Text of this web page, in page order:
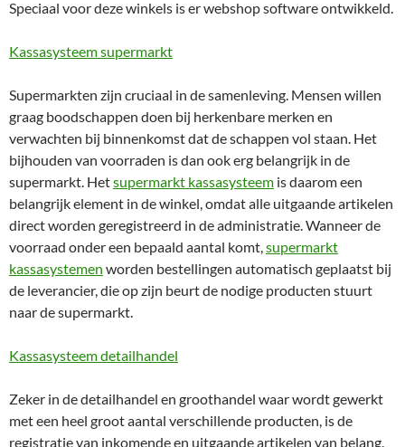
Speciaal voor deze winkels is er webshop software ontwikkeld.
Kassasysteem supermarkt
Supermarkten zijn cruciaal in de samenleving. Mensen willen
graag boodschappen doen bij herkenbare merken en
verwachten bij binnenkomst dat de schappen vol staan. Het
bijhouden van voorraden is dan ook erg belangrijk in de
supermarkt. Hetsupermarkt kassasysteem is daarom een
belangrijk element in de winkel, omdat alle uitgaande artikelen
direct worden geregistreerd in de administratie. Wanneer de
voorraad onder een bepaald aantal komt,supermarkt
kassasystemen worden bestellingen automatisch geplaatst bij
de leverancier, die op zijn beurt de nodige producten stuurt
naar de supermarkt.
Kassasysteem detailhandel
Zeker in de detailhandel en groothandel waar wordt gewerkt
met een heel groot aantal verschillende producten, is de
registratie van inkomende en uitgaande artikelen van belang.